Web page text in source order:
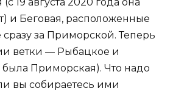
и Беговая, расположенные
сразу за Приморской. Теперь
ветки — Рыбацкое и
Приморская). Что надо
вы собираетесь ими